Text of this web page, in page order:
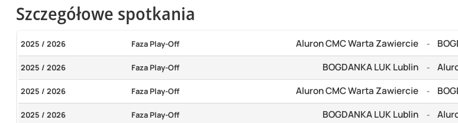
Szczegółowe spotkania
2025 / 2026 Faza Play-Off Aluron CMC Warta Zawiercie -
2025 / 2026 Faza Play-Off BOGDANKA LUK Lublin -
2025 / 2026 Faza Play-Off Aluron CMC Warta Zawiercie -
2025 / 2026 Faza Play-Off BOGDANKA LUK Lublin -